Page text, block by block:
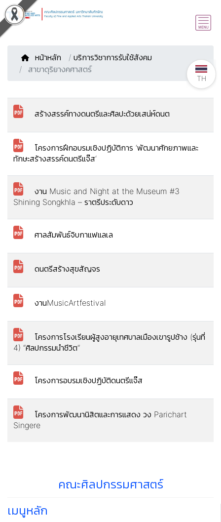
หน้าหลัก / บริการวิชาการรับใช้สังคม
สาขาดุริยางคศาสตร์
สร้างสรรค์ทางดนตรีและศิลปะด้วยเสน่ห์ดนต
โครงการฝึกอบรมเชิงปฏิบัติการ ‘พัฒนาศักยภาพและ
ทักษะสร้างสรรค์ดนตรีแจ๊ส‘
งาน Music and Night at the Museum #3
Shining Songkhla – ราตรีประดับดาว
ศาลสัมพันธ์จิบกาแฟแลเล
ดนตรีสร้างสุขสัญจร
งานMusicArtfestival
โครงการโรงเรียนผู้สูงอายุเทศบาลเมืองเขารูปช้าง (รุ่นที่
4) “ศิลปกรรมนำชีวิต”
โครงการอบรมเชิงปฏิบัติดนตรีแจ๊ส
โครงการพัฒนานิสิตและการแสดง วง Parichart
Singere
คณะศิลปกรรมศาสตร์
เมนูหลัก
TH